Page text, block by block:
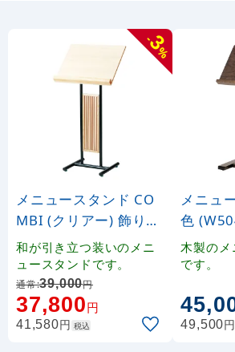
-
3
%
メニュースタンド CO
MBI (クリアー) 飾り縦
格子 (W50466)
和が引き立つ装いのメニ
ュースタンドです。
通常:39,000円
37,800円
41,580円 税込
メニュー
色
木製のメ
です。
49,500円